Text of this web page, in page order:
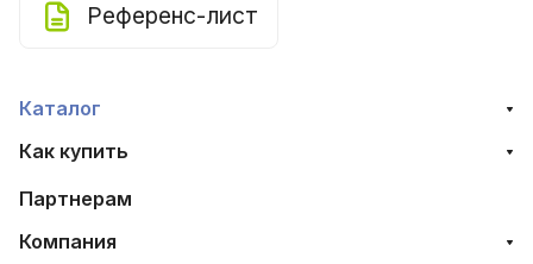
Референс-лист
Каталог
Как купить
Партнерам
Компания